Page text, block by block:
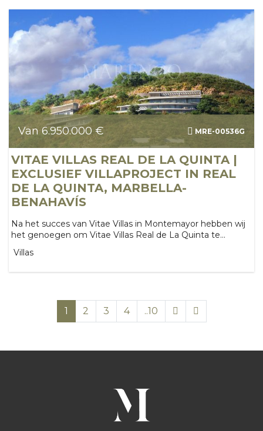
Van 6.950.000 € MRE-00536G
VITAE VILLAS REAL DE LA QUINTA |
EXCLUSIEF VILLAPROJECT IN REAL
DE LA QUINTA, MARBELLA-
BENAHAVÍS
Na het succes van Vitae Villas in Montemayor hebben wij
het genoegen om Vitae Villas Real de La Quinta te...
Villas
1 2 3 4 ..10